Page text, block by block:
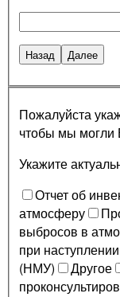
Назад Далее
Пожалуйста
чтобы мы могли
Укажите
Отчет об
атмосферу
выбросов в
при
(НМУ)
Другое